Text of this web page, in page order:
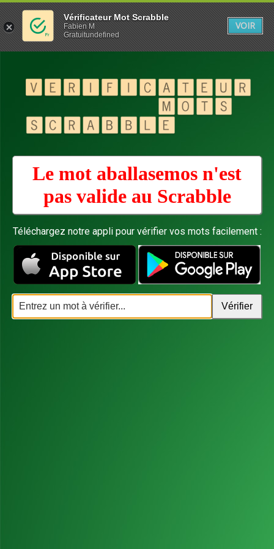
Le mot aballasemos n'est
pas valide au Scrabble
Téléchargez notre appli pour vérifier vos mots facilement :
Vérificateur Mot Scrabble
Fabien M
Gratuitundefined
VOIR